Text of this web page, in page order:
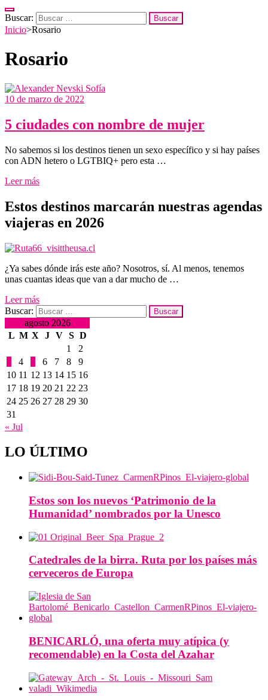
Buscar:
Inicio>Rosario
Rosario
10 de marzo de 2022
5 ciudades con nombre de mujer
No sabemos si los destinos tienen un sexo específico y si hay países
con ADN hetero o LGTBIQ+ pero esta …
Leer más
Estos destinos marcarán nuestras agendas
viajeras en 2026
¿Ya sabes dónde irás este año? Nosotros, sí. Al menos, tenemos
unas cuantas ideas que van a dar mucho de …
Leer más
Buscar:
agosto 2026
L M X J V S D
1
2
4 6 7 8
9
10 11 12 13 14 15 16
17 18 19 20 21 22 23
24 25 26 27 28 29 30
31
« Jul
LO ÚLTIMO
Estos son los nuevos ‘Patrimonio de la
Humanidad’ nombrados por la Unesco
Catedrales de la birra. Ruta por los países más
cerveceros de Europa
BENICARLÓ, una oferta muy atípica (y
recomendable) en la Costa del Azahar